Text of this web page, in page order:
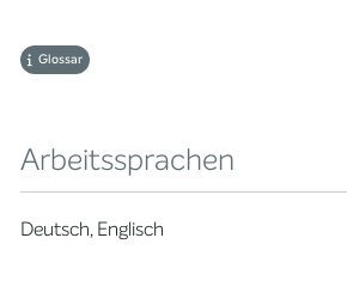
Glossar
Arbeitssprachen
Deutsch, Englisch